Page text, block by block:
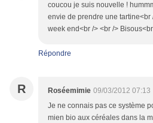
coucou je suis nouvelle !
envie de prendre une
week end<br /> <br />
Répondre
R Roséemimie 09/03/2012 07:13
Je ne connais pas ce système
mien bio aux céréales dans la